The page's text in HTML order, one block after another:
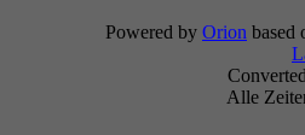
Powered by Orion based
Alle